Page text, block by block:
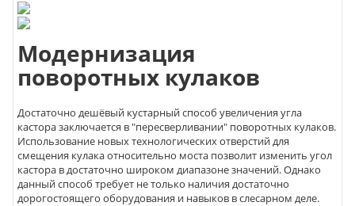
Модернизация
поворотных кулаков
Достаточно дешёвый кустарный способ увеличения угла
кастора заключается в "пересверливании" поворотных кулаков.
Использование новых технологических отверстий для
смещения кулака относительно моста позволит изменить угол
кастора в достаточно широком диапазоне значений. Однако
данный способ требует не только наличия достаточно
дорогостоящего оборудования и навыков в слесарном деле.